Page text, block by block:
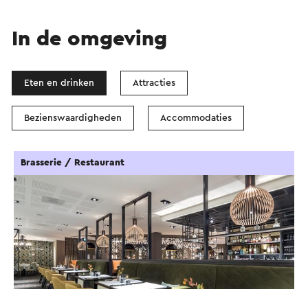
In de omgeving
Eten en drinken Attracties
Bezienswaardigheden Accommodaties
Brasserie / Restaurant